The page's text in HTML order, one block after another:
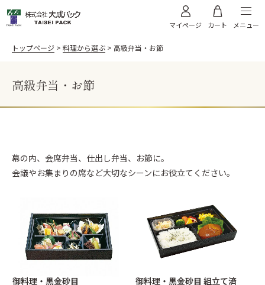
マイページ カート メニュー
料理から選ぶ
高級弁当・お節
お弁当
太巻き
そば
飯台・黒金砂目
飯台 黒金砂目（内金）
飯台 黒金砂目（内朱）
折箱 黒金砂目
折箱 Kパック W木目
浅折830 透明フタ
ちらし折
丼635 透明フタ
棒寿司折（黒・朱）
黒朱 折
ご利用案内
サンプル請求
ご注文方法
商品ご使用上の注意
トップページ 料理から選ぶ 高級弁当・お節
高級弁当・お節
幕の内、会席弁当、仕出し弁当、お節に。
会議やお集まりの席など大切なシーンにお役立てください。
御料理・黒金砂目
御料理・黒金砂目 組立て済